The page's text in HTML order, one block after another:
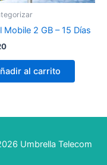
Mobile 2 GB – 15 Días
al carrito
Umbrella Telecom